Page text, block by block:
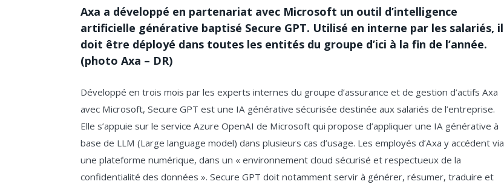
Axa a développé en partenariat avec Microsoft un outil d’intelligence
artificielle générative baptisé Secure GPT. Utilisé en interne par les salariés, il
doit être déployé dans toutes les entités du groupe d’ici à la fin de l’année.
(photo Axa – DR)
Développé en trois mois par les experts internes du groupe d’assurance et de gestion d’actifs Axa
avec Microsoft, Secure GPT est une IA générative sécurisée destinée aux salariés de l’entreprise.
Elle s’appuie sur le service Azure OpenAI de Microsoft qui propose d’appliquer une IA générative à
base de LLM (Large language model) dans plusieurs cas d’usage. Les employés d’Axa y accédent via
une plateforme numérique, dans un « environnement cloud sécurisé et respectueux de la
confidentialité des données ». Secure GPT doit notamment servir à générer, résumer, traduire et